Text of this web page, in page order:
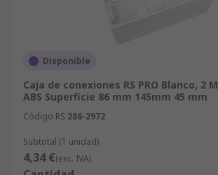
Disponible
Caja de conexiones RS PRO Blanco, 2
ABS Superficie 86 mm 145mm 45 mm
Código RS 286-2972
Subtotal (1 unidad)
4,34 €(exc. IVA)